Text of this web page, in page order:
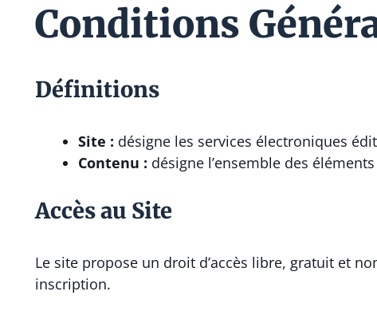
Conditions
Définitions
Site : désigne les services électroniques
Contenu : désigne l’ensemble des
Accès au Site
Le site propose un droit d’accès libre, gratuit et
inscription.